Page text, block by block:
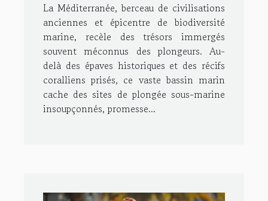
La Méditerranée, berceau de civilisations
anciennes et épicentre de biodiversité
marine, recèle des trésors immergés
souvent méconnus des plongeurs. Au-
delà des épaves historiques et des récifs
coralliens prisés, ce vaste bassin marin
cache des sites de plongée sous-marine
insoupçonnés, promesse...